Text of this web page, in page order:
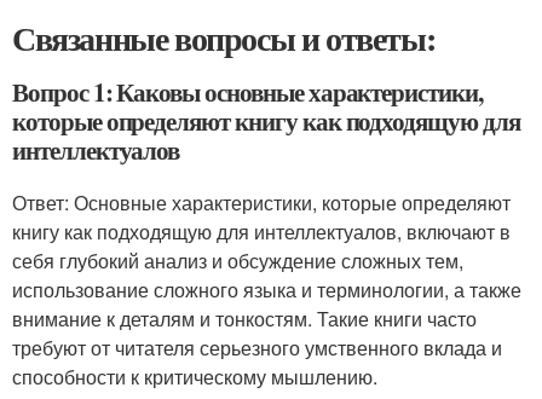
Связанные вопросы и ответы:
Вопрос 1: Каковы основные характеристики,
которые определяют книгу как подходящую для
интеллектуалов
Ответ: Основные характеристики, которые определяют
книгу как подходящую для интеллектуалов, включают в
себя глубокий анализ и обсуждение сложных тем,
использование сложного языка и терминологии, а также
внимание к деталям и тонкостям. Такие книги часто
требуют от читателя серьезного умственного вклада и
способности к критическому мышлению.